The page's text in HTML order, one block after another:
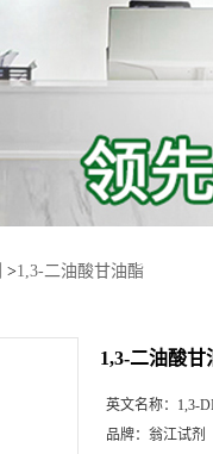
>1,3-二油酸甘油酯
1,3-二油酸甘
英文名称： 1,3-
品牌： 翁江试剂